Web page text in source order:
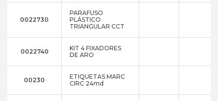
0022730
PARAFUSO
PLÁSTICO
TRIANGULAR CCT
0022740
KIT 4 FIXADORES
DE ARO
00230
ETIQUETAS MARC
CIRC 24md